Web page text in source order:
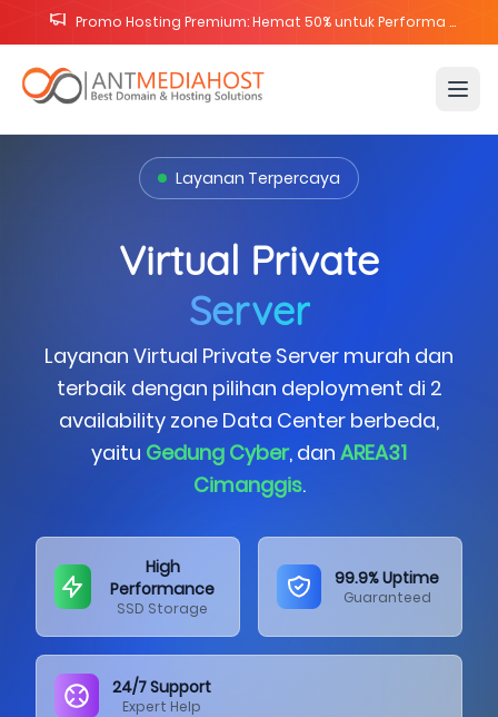
Promo Lisensi cPanel Solo Cloud & Metal Diskon 25%
Layanan Terpercaya
Virtual Private
Server
Layanan Virtual Private Server murah dan
terbaik dengan pilihan deployment di 2
availability zone Data Center berbeda,
yaitu Gedung Cyber, dan AREA31
Cimanggis.
High
Performance
SSD Storage
99.9% Uptime
Guaranteed
24/7 Support
Expert Help